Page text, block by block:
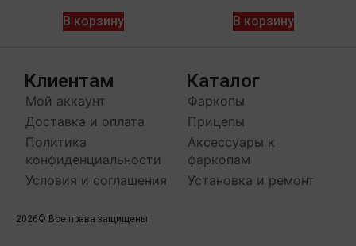
В корзину В корзину
Клиентам
Мой аккаунт
Доставка и оплата
Политика
конфиденциальности
Условия и соглашения
Каталог
Фаркопы
Прицепы
Аксессуары к
фаркопам
Установка и ремонт
2026© Все права защищены